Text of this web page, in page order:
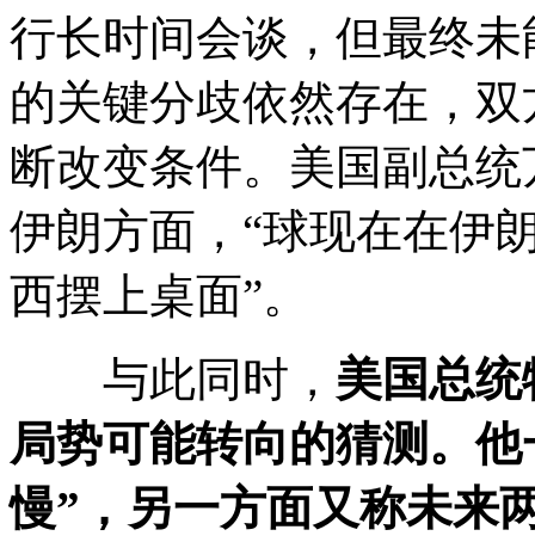
行长时间会谈，但最终
的关键分歧依然存在，
断改变条件。美国副总
伊朗方面，“球现在在伊
西摆上桌面”。
与此同时， 美国总
局势可能转向的猜测。
慢”，另一方面又称未来